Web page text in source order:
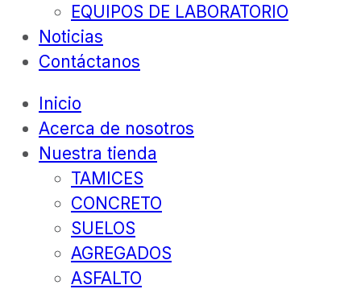
EQUIPOS DE LABORATORIO
Noticias
Contáctanos
Inicio
Acerca de nosotros
Nuestra tienda
TAMICES
CONCRETO
SUELOS
AGREGADOS
ASFALTO